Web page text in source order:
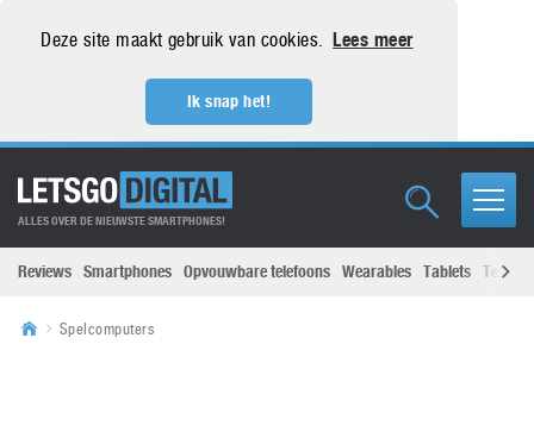
Deze site maakt gebruik van cookies. Lees meer
Ik snap het!
ALLES OVER DE NIEUWSTE SMARTPHONES!
Reviews Smartphones Opvouwbare telefoons Wearables Tablets
Spelcomputers